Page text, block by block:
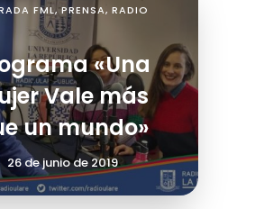
FML,PRENSA, RADIO
«Una
Vale más
un mundo»
26 de junio de 2019